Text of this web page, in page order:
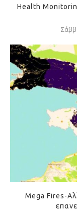
Health
Mega Fires-